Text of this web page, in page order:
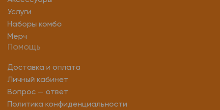
Yubikey security key nfc
Аппаратный ключ безопасности
Аппаратные лицензионные ключи
Услуги
Наборы комбо
Мерч
Помощь
Доставка и оплата
Личный кабинет
Вопрос — ответ
Политика конфиденциальности